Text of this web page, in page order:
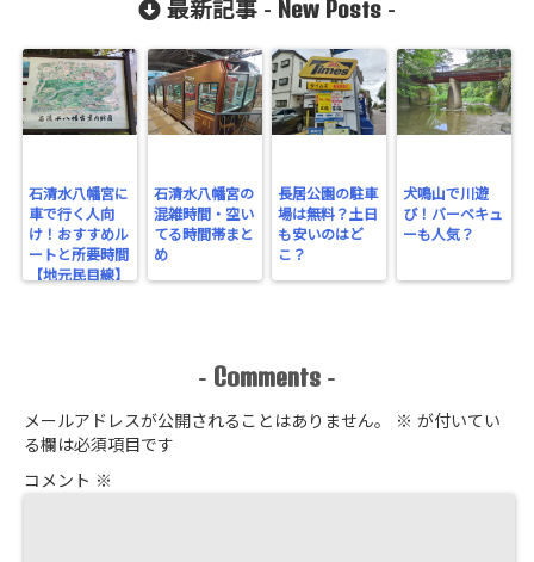
最新記事 - New Posts -
石清水八幡宮に
車で行く人向
け！おすすめル
ートと所要時間
【地元民目線】
石清水八幡宮の
混雑時間・空い
てる時間帯まと
め
長居公園の駐車
場は無料？土日
も安いのはど
こ？
犬鳴山で川遊
び！バーベキュ
ーも人気？
- Comments -
メールアドレスが公開されることはありません。 ※ が付いてい
る欄は必須項目です
コメント ※